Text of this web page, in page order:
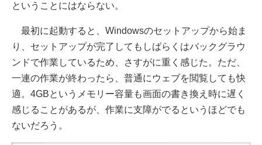
ということにはならない。
最初に起動すると、Windowsのセットアップから始ま
り、セットアップが完了してもしばらくはバックグラウ
ンドで作業しているため、さすがに重く感じた。ただ、
一連の作業が終わったら、普通にウェブを閲覧しても快
適。4GBというメモリー容量も画面の書き換え時に遅く
感じることがあるが、作業に支障がでるというほどでも
ないだろう。